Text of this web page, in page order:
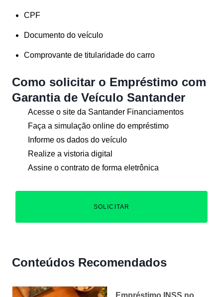
CPF
Documento do veículo
Comprovante de titularidade do carro
Como solicitar o Empréstimo com
Garantia de Veículo Santander
Acesse o site da Santander Financiamentos
Faça a simulação online do empréstimo
Informe os dados do veículo
Realize a vistoria digital
Assine o contrato de forma eletrônica
SOLICITAR
Conteúdos Recomendados
Empréstimo INSS no